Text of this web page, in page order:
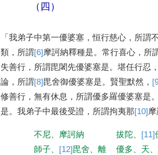
（四）
「 我弟子中第一優婆塞 ，恒行慈心 ， 所謂
類 ， 所謂[6]摩訶納釋種是。 常行喜心 ， 所
失善行 ， 所謂毘闍先優婆塞是。 堪任行忍 ，
論 ， 所謂[8]毘舍御優婆塞是。 賢聖默然 ，
修善行 ， 無有休息 ， 所謂優多羅優婆塞是。
是。 我弟子中最後受證 ， 所謂拘夷那[10]
不尼、 摩訶納 拔陀、 [11]
師子、 [12]毘舍、 離 優多、 天、